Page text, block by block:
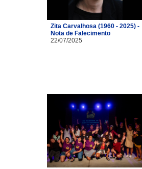
Zita Carvalhosa (1960 - 2025) -
Nota de Falecimento
22/07/2025